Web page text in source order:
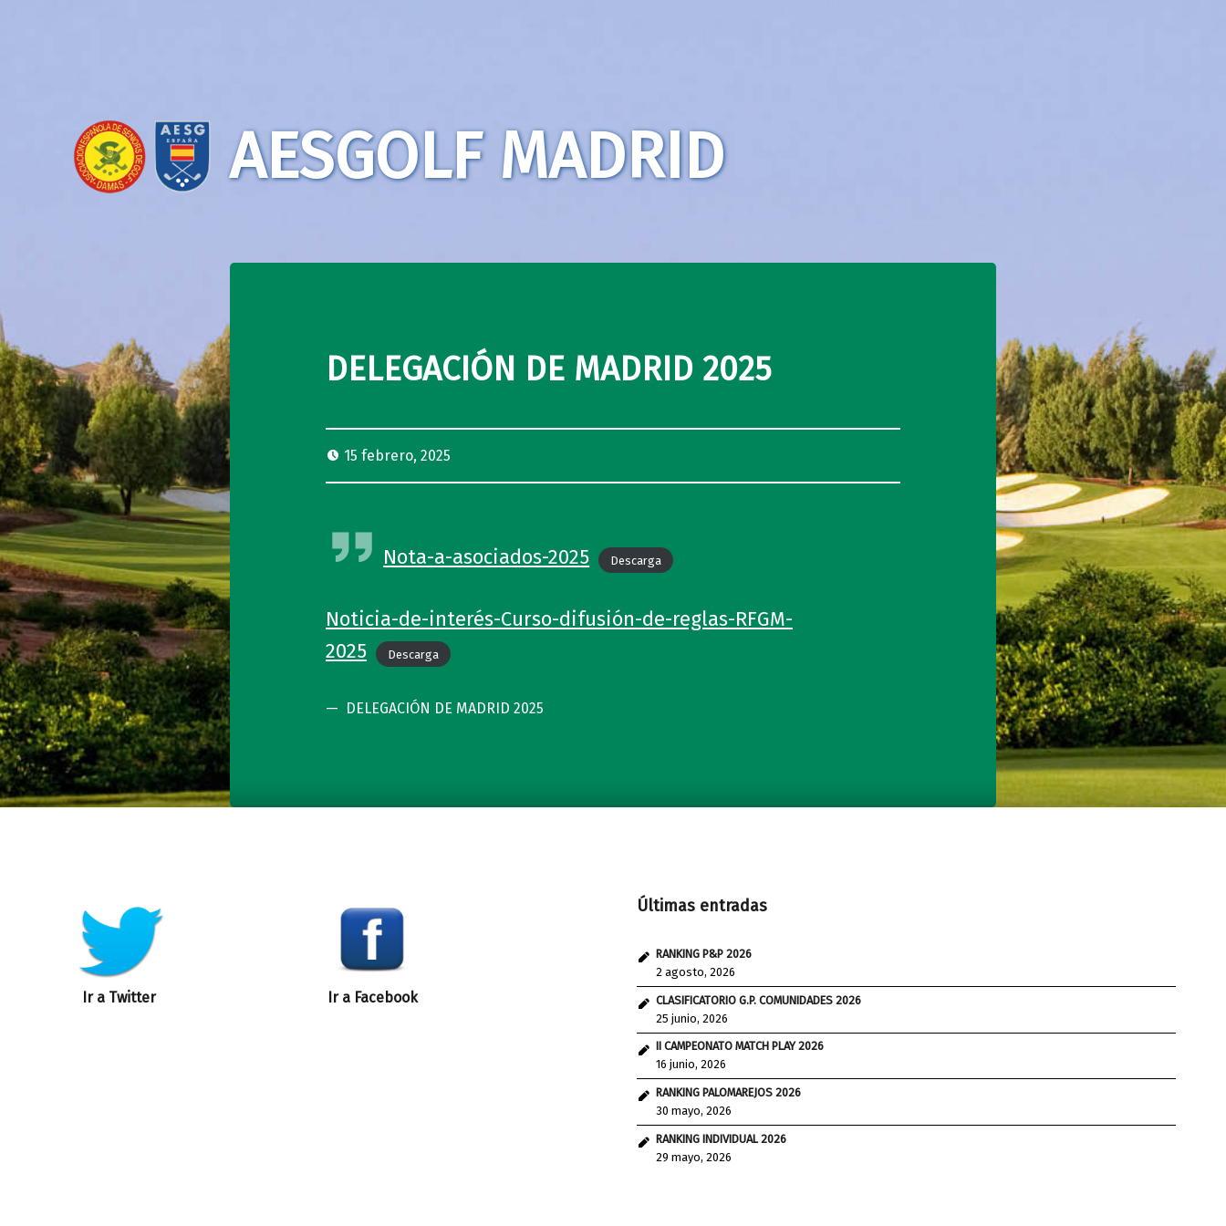
AESGOLF MADRID
DELEGACIÓN DE MADRID 2025
15 febrero, 2025
Nota-a-asociados-2025 Descarga
Noticia-de-interés-Curso-difusión-de-reglas-RFGM-
2025
Descarga
DELEGACIÓN DE MADRID 2025
Ir a Twitter Ir a Facebook
Últimas entradas
RANKING P&P 2026
2 agosto, 2026
CLASIFICATORIO G.P. COMUNIDADES 2026
25 junio, 2026
II CAMPEONATO MATCH PLAY 2026
16 junio, 2026
RANKING PALOMAREJOS 2026
30 mayo, 2026
RANKING INDIVIDUAL 2026
29 mayo, 2026